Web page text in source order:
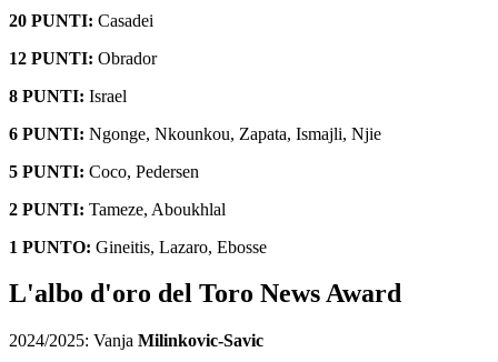
20 PUNTI: Casadei
12 PUNTI: Obrador
8 PUNTI: Israel
6 PUNTI: Ngonge, Nkounkou, Zapata, Ismajli, Njie
5 PUNTI: Coco, Pedersen
2 PUNTI: Tameze, Aboukhlal
1 PUNTO: Gineitis, Lazaro, Ebosse
L'albo d'oro del Toro News Award
2024/2025: Vanja Milinkovic-Savic